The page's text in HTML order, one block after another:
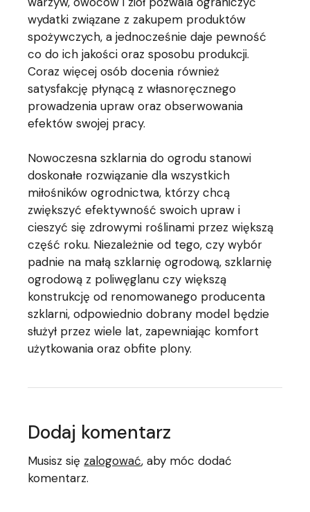
wydatki związane z zakupem produktów
spożywczych, a jednocześnie daje pewność
co do ich jakości oraz sposobu produkcji.
Coraz więcej osób docenia również
satysfakcję płynącą z własnoręcznego
prowadzenia upraw oraz obserwowania
efektów swojej pracy.
Nowoczesna szklarnia do ogrodu stanowi
doskonałe rozwiązanie dla wszystkich
miłośników ogrodnictwa, którzy chcą
zwiększyć efektywność swoich upraw i
cieszyć się zdrowymi roślinami przez większą
część roku. Niezależnie od tego, czy wybór
padnie na małą szklarnię ogrodową, szklarnię
ogrodową z poliwęglanu czy większą
konstrukcję od renomowanego producenta
szklarni, odpowiednio dobrany model będzie
służył przez wiele lat, zapewniając komfort
użytkowania oraz obfite plony.
Dodaj komentarz
Musisz się zalogować, aby móc dodać
komentarz.